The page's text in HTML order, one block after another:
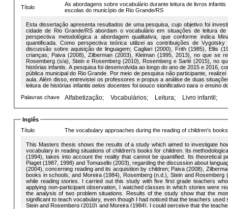
Título
As abordagens sobre vocabulário durante leitura de livros
escolas do município de Rio Grande/RS
Esta dissertação apresenta resultados de uma pesquisa, cujo objetivo foi
cidade de Rio Grande/RS abordam o vocabulário em situações de leitura
perspectiva metodológica a abordagem qualitativa, que conforme indica
quantificada. Como perspectiva teórica utilizei as contribuições de
discussão sobre aquisição de linguagem; Cagliari (2000), Frith (1985), Ellis
crianças; Paiva (2008), Zilberman (2003), Kleiman (1995, 2013), no que se
Rosemberg (s/a), Stein e Rosemberg (2010), Rosemberg e Sarlé (2015), no
histórias infantis. A pesquisa foi desenvolvida ao longo do ano de 2015 e 2016,
pública municipal do Rio Grande. Por meio de pesquisa não participante,
aula. Além disso, entrevistei os professores e propus a análise de duas
leitura de histórias infantis pelos docentes foi pouco significativo para o ensino
que entre os participantes existe a generalização de um entendimento
histórias infantis podem ser um excelente instrumento de trabalho para esse fim.
Palavras chave Alfabetização; Vocabulários; Leitura; Livro infantil;
Inglês
Título
The vocabulary approaches during the reading of children's
This Masters thesis shows the results of a study which aimed to investigate
vocabulary in reading situations of children's books for children. Its
(1994), takes into account the reality that cannot be quantified. Its theoretical
Piaget (1987, 1998) and Tomasello (2003), regarding the discussion about
(2004), concerning reading and its acquisition by children; Paiva (2008),
books in schools; and Moreira (1984), Rosemberg (n.d.), Stein and
while reading stories. I carried out this study with five first grade teachers
applying non-participant observation, I watched classes in which stories were
the analysis of two problem situations. Results of the study show that the
significant to teach vocabulary, even though I had noticed that the teachers
Stein and Rosemberg (2010) and Moreira (1984). I could perceive that the